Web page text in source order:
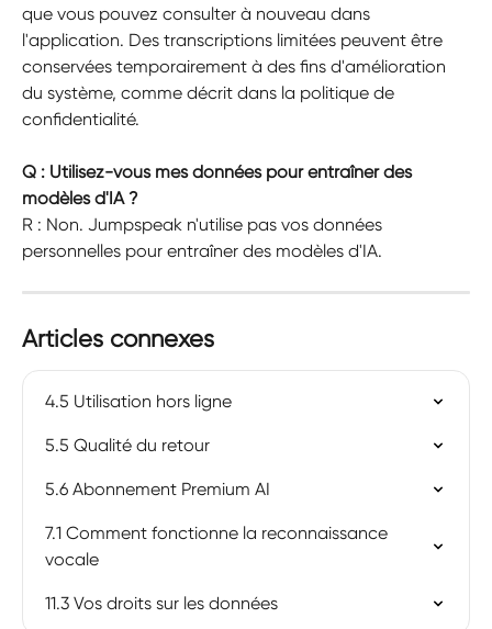
que vous pouvez consulter à nouveau dans
l'application. Des transcriptions limitées peuvent être
conservées temporairement à des fins d'amélioration
du système, comme décrit dans la politique de
confidentialité.
Q : Utilisez-vous mes données pour entraîner des
modèles d'IA ?
R : Non. Jumpspeak n'utilise pas vos données
personnelles pour entraîner des modèles d'IA.
Articles connexes
4.5 Utilisation hors ligne
5.5 Qualité du retour
5.6 Abonnement Premium AI
7.1 Comment fonctionne la reconnaissance
vocale
11.3 Vos droits sur les données